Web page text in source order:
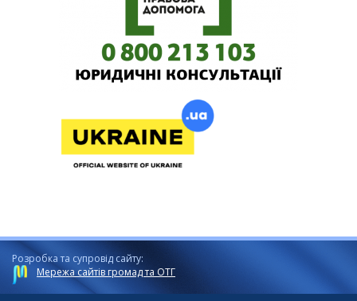
Розробка та супровід сайту:
Мережа сайтів громад та ОТГ